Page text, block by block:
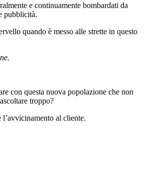
e continuamente bombardati da
pubblicità.
quando è messo alle strette in questo
con questa nuova popolazione che non
troppo?
al cliente.